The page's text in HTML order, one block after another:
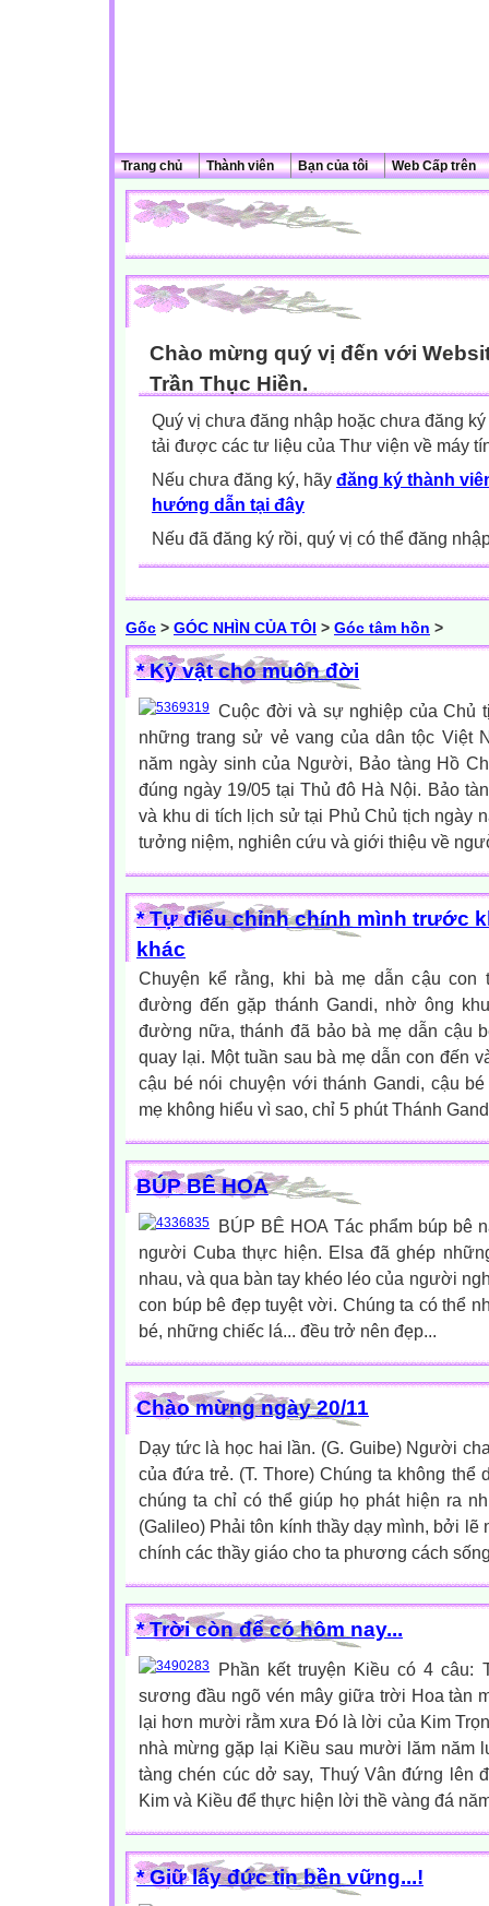
Trang chủ Thành viên Bạn của tôi Web Cấp trên
Chào mừng quý vị đến với
Trần Thục Hiền.
Quý vị chưa đăng nhập hoặc chưa đăng
tải được các tư liệu của Thư viện về máy
Nếu chưa đăng ký, hãy đăng ký thành
hướng dẫn tại đây
Nếu đã đăng ký rồi, quý vị có thể đăng
Gốc > GÓC NHÌN CỦA TÔI > Góc tâm hồn >
* Kỷ vật cho muôn đời
Cuộc đời và sự nghiệp của Chủ
những trang sử vẻ vang của dân tộc Việt
năm ngày sinh của Người, Bảo tàng Hồ
đúng ngày 19/05 tại Thủ đô Hà Nội. Bảo
và khu di tích lịch sử tại Phủ Chủ tịch ngày
tưởng niệm, nghiên cứu và giới thiệu về
* Tự điểu chỉnh chính mình trước
khác
Chuyện kể rằng, khi bà mẹ dẫn cậu con
đường đến gặp thánh Gandi, nhờ ông
đường nữa, thánh đã bảo bà mẹ dẫn cậu
quay lại. Một tuần sau bà mẹ dẫn con đến
cậu bé nói chuyện với thánh Gandi, cậu
mẹ không hiểu vì sao, chỉ 5 phút Thánh
BÚP BÊ HOA
BÚP BÊ HOA Tác phẩm búp bê
người Cuba thực hiện. Elsa đã ghép
nhau, và qua bàn tay khéo léo của người
con búp bê đẹp tuyệt vời. Chúng ta có thể
bé, những chiếc lá... đều trở nên đẹp...
Chào mừng ngày 20/11
Dạy tức là học hai lần. (G. Guibe) Người
của đứa trẻ. (T. Thore) Chúng ta không thể
chúng ta chỉ có thể giúp họ phát hiện ra
(Galileo) Phải tôn kính thầy dạy mình, bởi lẽ
chính các thầy giáo cho ta phương cách
* Trời còn để có hôm nay...
Phần kết truyện Kiều có 4 câu:
sương đầu ngõ vén mây giữa trời Hoa tàn
lại hơn mười rằm xưa Đó là lời của Kim
nhà mừng gặp lại Kiều sau mười lăm năm
tàng chén cúc dở say, Thuý Vân đứng lên
Kim và Kiều để thực hiện lời thề vàng đá
* Giữ lấy đức tin bền vững...!